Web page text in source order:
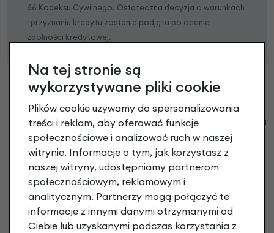
66 Kodeksu Cywilnego. Ostateczna decyzja o warunkach
i przyznaniu kredytu zostanie podjęta po ocenie
zdolności kredytowej.
Klienci zadali następujące pytania o ten
produkt
Nikt wcześniej niemiał pytań do tego produktu? A Ty o
co chcesz zapytać?
Zadaj pytanie
Na tej stronie są
wykorzystywane pliki cookie
Plików cookie używamy do spersonalizowania
treści i reklam, aby oferować funkcje
społecznościowe i analizować ruch w naszej
witrynie. Informacje o tym, jak korzystasz z
naszej witryny, udostępniamy partnerom
społecznościowym, reklamowym i
analitycznym. Partnerzy mogą połączyć te
informacje z innymi danymi otrzymanymi od
Ciebie lub uzyskanymi podczas korzystania z